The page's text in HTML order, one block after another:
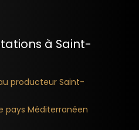
à Saint-
producteur Saint-
pays Méditerranéen